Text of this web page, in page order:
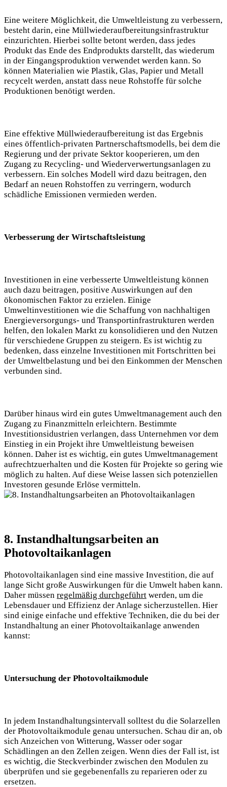
Eine weitere Möglichkeit, die Umweltleistung zu verbessern,
​besteht darin, eine ⁤Müllwiederaufbereitungsinfrastruktur
einzurichten. Hierbei sollte betont werden, dass jedes
Produkt das Ende des Endprodukts darstellt, das wiederum
‍in der​ Eingangsproduktion verwendet ⁣werden ⁣kann.​ So
können ‌Materialien wie Plastik, Glas, ‍Papier und Metall
recycelt werden, anstatt dass neue Rohstoffe für solche
Produktionen ⁢benötigt werden.
Eine effektive Müllwiederaufbereitung ist das Ergebnis
eines öffentlich-privaten Partnerschaftsmodells, bei ‌dem die
Regierung‌ und der ​private Sektor kooperieren,​ um ‍den
Zugang zu Recycling- und ⁣Wiederverwertungsanlagen zu
verbessern. Ein ​solches Modell wird dazu⁤ beitragen, den
Bedarf an neuen Rohstoffen zu verringern,⁢ wodurch‌
schädliche Emissionen vermieden werden.
Verbesserung der Wirtschaftsleistung
Investitionen in eine verbesserte Umweltleistung können
auch dazu beitragen, positive Auswirkungen auf den
ökonomischen Faktor zu⁣ erzielen. Einige
Umweltinvestitionen wie‍ die Schaffung von nachhaltigen
Energieversorgungs-‌ und‍ Transportinfrastrukturen werden
helfen, den lokalen⁤ Markt zu konsolidieren und ‌den Nutzen
für verschiedene Gruppen zu steigern. Es ist wichtig zu
bedenken,⁤ dass einzelne Investitionen‌ mit ⁢Fortschritten bei
⁢der Umweltbelastung und bei den⁣ Einkommen der Menschen
verbunden sind.
Darüber⁢ hinaus wird​ ein⁤ gutes Umweltmanagement auch ‍den
Zugang zu‍ Finanzmitteln erleichtern. ‍Bestimmte
‌Investitionsidustrien verlangen,​ dass ​Unternehmen ⁣vor dem
Einstieg in ein Projekt ihre Umweltleistung beweisen
können. Daher ist ‌es wichtig, ein gutes Umweltmanagement
aufrechtzuerhalten und die Kosten für Projekte ‍so‍ gering wie
möglich zu halten. Auf diese Weise lassen sich potenziellen
Investoren gesunde Erlöse vermitteln.
8. Instandhaltungsarbeiten an
Photovoltaikanlagen
Photovoltaikanlagen sind eine massive Investition, die‌ auf
lange ‌Sicht große‍ Auswirkungen ⁤für die Umwelt haben kann.
Daher ⁤müssen​ regelmäßig durchgeführt werden, um die
Lebensdauer und Effizienz der Anlage⁣ sicherzustellen. Hier
sind einige einfache und effektive Techniken, die du bei der
‌Instandhaltung an einer Photovoltaikanlage ‌anwenden
kannst:
Untersuchung⁤ der Photovoltaikmodule
In ⁣jedem Instandhaltungsintervall solltest du die ⁣Solarzellen
der Photovoltaikmodule genau untersuchen. Schau dir an, ob
sich ⁣Anzeichen ‍von Witterung, Wasser oder ‍sogar
Schädlingen an den Zellen zeigen. Wenn dies der ‌Fall ist, ist
es‌ wichtig, ⁤die Steckverbinder zwischen den Modulen ⁢zu
überprüfen ⁤und ‍sie gegebenenfalls zu reparieren oder ⁢zu
ersetzen.